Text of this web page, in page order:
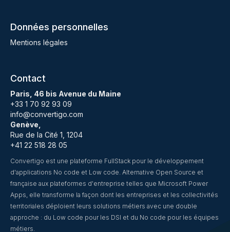
Données personnelles
Mentions légales
Contact
Paris, 46 bis Avenue du Maine
+33 1 70 92 93 09
info@convertigo.com
Genève,
Rue de la Cité 1, 1204
+41 22 518 28 05
Convertigo est une plateforme FullStack pour le développement
d'applications No code et Low code. Alternative Open Source et
française aux plateformes d'entreprise telles que Microsoft Power
Apps, elle transforme la façon dont les entreprises et les collectivités
territoriales déploient leurs solutions métiers avec une double
approche : du Low code pour les DSI et du No code pour les équipes
métiers.